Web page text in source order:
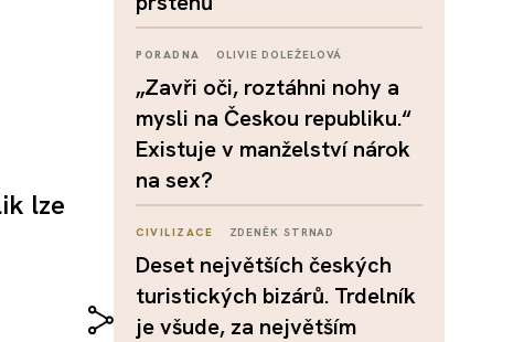
lze
PORADNA OLIVIE DOLEŽELOVÁ
„Zavři oči, roztáhni nohy a
mysli na Českou republiku.“
Existuje v manželství nárok
na sex?
CIVILIZACE ZDENĚK STRNAD
Deset největších českých
turistických bizárů. Trdelník
je všude, za největším